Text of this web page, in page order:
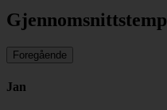
Foregående
Jan